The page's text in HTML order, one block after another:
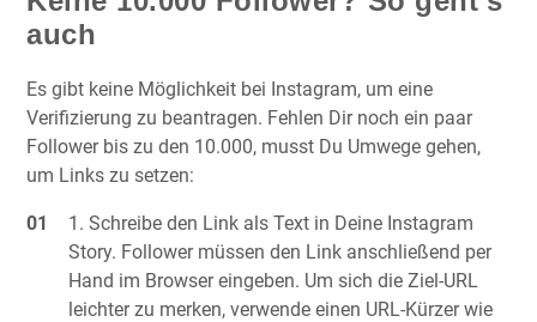
auch
Es gibt keine Möglichkeit bei Instagram, um eine
Verifizierung zu beantragen. Fehlen Dir noch ein paar
Follower bis zu den 10.000, musst Du Umwege gehen,
um Links zu setzen:
Schreibe den Link als Text in Deine Instagram
Story. Follower müssen den Link anschließend per
Hand im Browser eingeben. Um sich die Ziel-URL
leichter zu merken, verwende einen URL-Kürzer wie